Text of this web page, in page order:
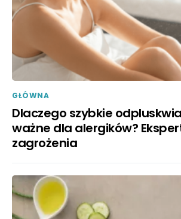
GŁÓWNA
Dlaczego szybkie
ważne dla alergików?
zagrożenia